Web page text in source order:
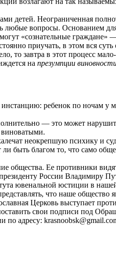
детей. Неограниченная
любые вопросы. Основанием
«сознательные
приучать, в этом вся
завтра в этот процесс
на презумпции
ребенок по ночам у
— это может
виноватыми.
неокрепшую психику и
благом то, что само
общества. Ее противники
России Владимиру
ювенальной юстиции в
что наше общество
Церковь выступает
свои подписи под
по адресу: